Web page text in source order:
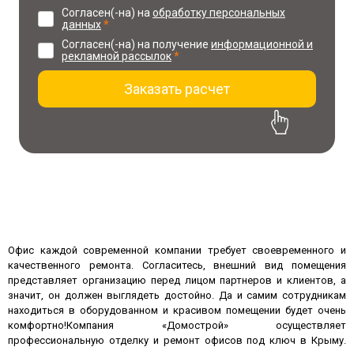
Согласен(-на) на обработку персональных
данных*
Согласен(-на) на получение информационной и
рекламной рассылок*
Заказать расчет
Офис каждой современной компании требует своевременного и
качественного ремонта. Согласитесь, внешний вид помещения
представляет организацию перед лицом партнеров и клиентов, а
значит, он должен выглядеть достойно. Да и самим сотрудникам
находиться в оборудованном и красивом помещении будет очень
комфортно!Компания «Домострой» осуществляет
профессиональную отделку и ремонт офисов под ключ в Крыму.